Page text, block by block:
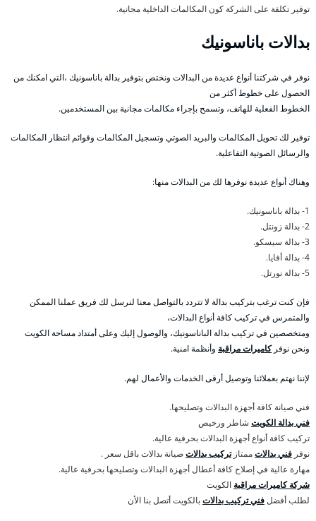
توفير تكلفة على الشركة كون المكالمات الداخلية مجانية.
بدالات باناسونيك
نوفر في شركتنا أنواع عديدة من البدالات ونختص بتوفير بدالة باناسونيك ،التي امكنك من
الحصول على خطوط أكثر من
الخطوط الفعلية للهاتف، وتسمح بإجراء مكالمات مجانية بين المستخدمين.
توفير لك تحويل المكالمات والبريد الصوتي وتسجيل المكالمات وقوائم انتظار المكالمات
والرسائل الصوتية التفاعلية.
وهناك أنواع عديدة نوفرها لك من البدالات منها:
1- بدالة باناسونيك.
2- بدالة زونتل.
3- بدالة سيسكو.
4- بدالة أفايا.
5- بدالة نورتل.
فإن كنت ترغب بتركيب بدالة لا تتردد بالتواصل معنا لنرسل لك فريق عملنا الممكن
والمتمرس في تركيب كافة أنواع البدالات،
ومتخصصين في تركيب بدالة الباناسونيك، والوصول إليك وعلى أمتداد مساحة الكويت
ونحن نوفركاميرات مراقبة وأنظمة امنية.
لإننا نهتم بعملائنا وتوصيل أرقى الخدمات والأعمال لهم.
فني صيانة كافة أجهزة البدالات وتصليحها.
فني بدالة الكويت شاطر ورخيص
تركيب كافة أنواع أجهزة البدالات بحرفية عالية.
نوفر فني بدالاتممتازتركيب بدالاتصيانة بدالات باقل سعر .
مهارة عالية في إصلاح كافة أعطال أجهزة البدالات وتصليحها بحرفية عالية.
شركة كاميرات مراقبة الكويت
لطلب أفضلفني تركيب بدالاتبالكويت أتصل بنا الأن